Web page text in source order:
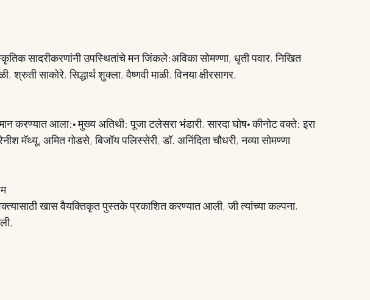
सादरीकरणांनी उपस्थितांचे मन जिंकले:अविका सोमण्णा, धृती पवार, निखित
श्रुती साकोरे, सिद्धार्थ शुक्ला, वैष्णवी माळी, विनया क्षीरसागर.
करण्यात आला:• मुख्य अतिथी: पूजा टलेसरा भंडारी, सारदा घोष• कीनोट वक्ते: इरा
मॅथ्यू, अमित गोडसे, बिजॉय पलिस्सेरी, डॉ. अनिंदिता चौधरी, नव्या सोमण्णा
खास वैयक्तिकृत पुस्तके प्रकाशित करण्यात आली, जी त्यांच्या कल्पना,